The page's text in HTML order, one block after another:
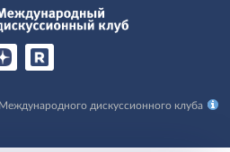
дискуссионного клуба